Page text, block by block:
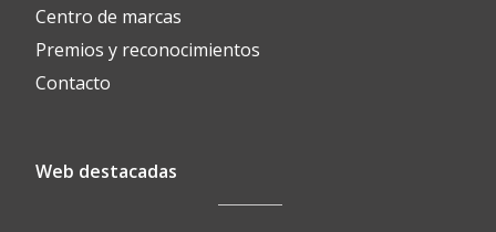
Centro de marcas
Premios y reconocimientos
Contacto
Web destacadas